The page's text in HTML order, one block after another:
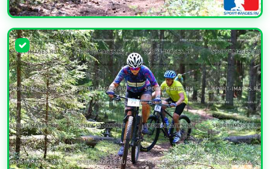
УВЕЛИЧИТЬ